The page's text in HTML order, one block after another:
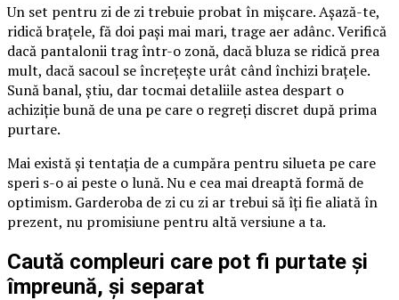
Un set pentru zi de zi trebuie probat în mișcare. Așază-te,
ridică brațele, fă doi pași mai mari, trage aer adânc. Verifică
dacă pantalonii trag într-o zonă, dacă bluza se ridică prea
mult, dacă sacoul se încrețește urât când închizi brațele.
Sună banal, știu, dar tocmai detaliile astea despart o
achiziție bună de una pe care o regreți discret după prima
purtare.
Mai există și tentația de a cumpăra pentru silueta pe care
speri s-o ai peste o lună. Nu e cea mai dreaptă formă de
optimism. Garderoba de zi cu zi ar trebui să îți fie aliată în
prezent, nu promisiune pentru altă versiune a ta.
Caută compleuri care pot fi purtate și
împreună, și separat